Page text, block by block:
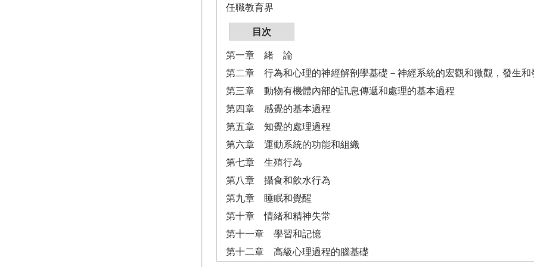
任職教育界
目次
第一章 緒 論
第二章 行為和心理的神經解剖學基礎－神經系統的宏觀和微觀，發生和
第三章 動物有機體內部的訊息傳遞和處理的基本過程
第四章 感覺的基本過程
第五章 知覺的處理過程
第六章 運動系統的功能和組織
第七章 生殖行為
第八章 攝食和飲水行為
第九章 睡眠和覺醒
第十章 情緒和精神失常
第十一章 學習和記憶
第十二章 高級心理過程的腦基礎